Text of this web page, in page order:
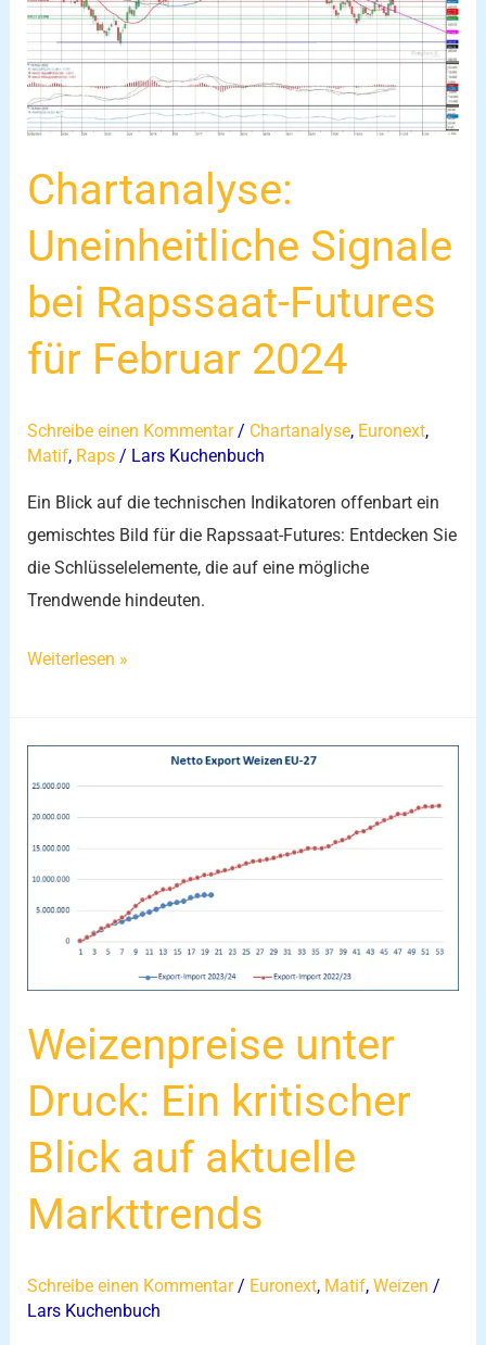
Chartanalyse:
Uneinheitliche Signale
bei Rapssaat-Futures
für Februar 2024
Schreibe einen Kommentar/ Chartanalyse, Euronext,
Matif, Raps / Lars Kuchenbuch
Ein Blick auf die technischen Indikatoren offenbart ein
gemischtes Bild für die Rapssaat-Futures: Entdecken Sie
die Schlüsselelemente, die auf eine mögliche
Trendwende hindeuten.
Signale
bei
Rapssaat-
Futures
für
Februar
2024
Weiterlesen »
Weizenpreise unter
Druck: Ein kritischer
Blick auf aktuelle
Markttrends
Schreibe einen Kommentar/ Euronext, Matif,Weizen /
Lars Kuchenbuch
unter
Druck:
Ein
aktuelle